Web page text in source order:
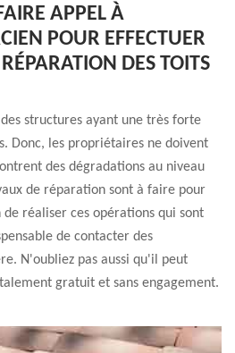
APPEL À
POUR EFFECTUER
DES TOITS
structures ayant une très forte
Donc, les propriétaires ne doivent
des dégradations au niveau
de réparation sont à faire pour
réaliser ces opérations qui sont
de contacter des
N'oubliez pas aussi qu'il peut
gratuit et sans engagement.